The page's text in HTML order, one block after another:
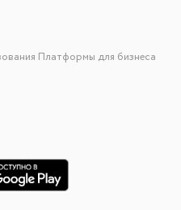
Платформы для бизнеса